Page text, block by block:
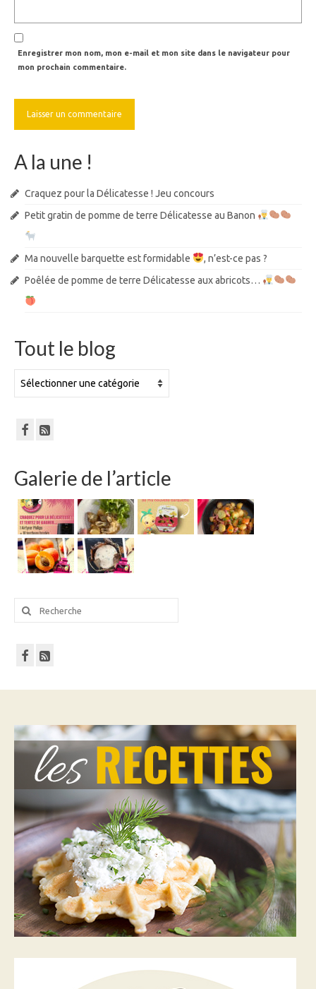
Enregistrer mon nom, mon e-mail et mon site dans le navigateur pour
mon prochain commentaire.
A la une !
Craquez pour la Délicatesse ! Jeu concours
Petit gratin de pomme de terre Délicatesse au Banon
Ma nouvelle barquette est formidable
, n’est-ce pas ?
Poêlée de pomme de terre Délicatesse aux abricots…
Tout le blog
le
Galerie de l’article
Rechercher